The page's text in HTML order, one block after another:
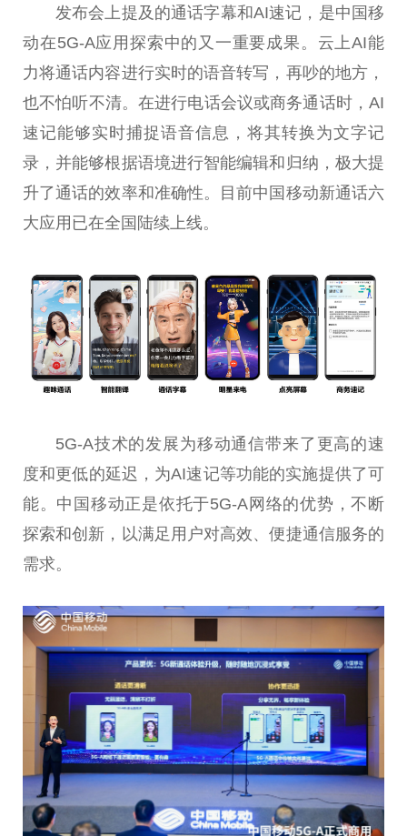
发布会上提及的通话字幕和AI速记，是中国移
动在5G-A应用探索中的又一重要成果。云上AI能
力将通话内容进行实时的语音转写，再吵的地方，
也不怕听不清。在进行电话会议或商务通话时，AI
速记能够实时捕捉语音信息，将其转换为文字记
录，并能够根据语境进行智能编辑和归纳，极大提
升了通话的效率和准确性。目前中国移动新通话六
大应用已在全国陆续上线。
5G-A技术的发展为移动通信带来了更高的速
度和更低的延迟，为AI速记等功能的实施提供了可
能。中国移动正是依托于5G-A网络的优势，不断
探索和创新，以满足用户对高效、便捷通信服务的
需求。